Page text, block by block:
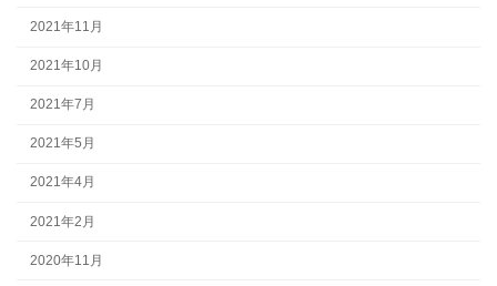
2021年11月
2021年10月
2021年7月
2021年5月
2021年4月
2021年2月
2020年11月